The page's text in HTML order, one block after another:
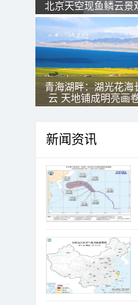
北京天空现鱼鳞云景
青海湖畔：湖光花海
云 天地铺成明亮画
新闻资讯